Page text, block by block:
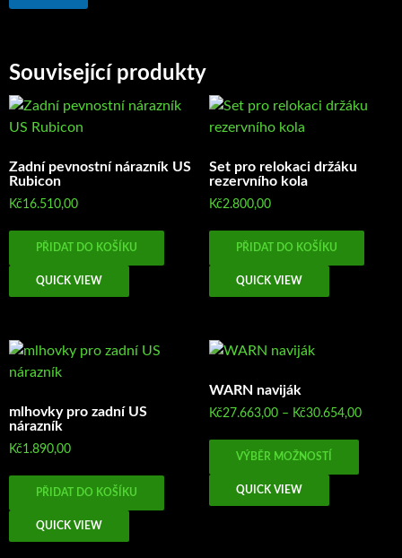
Související produkty
Zadní pevnostní nárazník US
Rubicon
Kč16.510,00
PŘIDAT DO KOŠÍKU
QUICK VIEW
Set pro relokaci držáku
rezervního kola
Kč2.800,00
PŘIDAT DO KOŠÍKU
QUICK VIEW
mlhovky pro zadní US
nárazník
Kč1.890,00
PŘIDAT DO KOŠÍKU
QUICK VIEW
WARN naviják
Kč27.663,00 – Kč30.654,00Rozpětí
VÝBĚR MOŽNOSTÍ
Tento
QUICK VIEW